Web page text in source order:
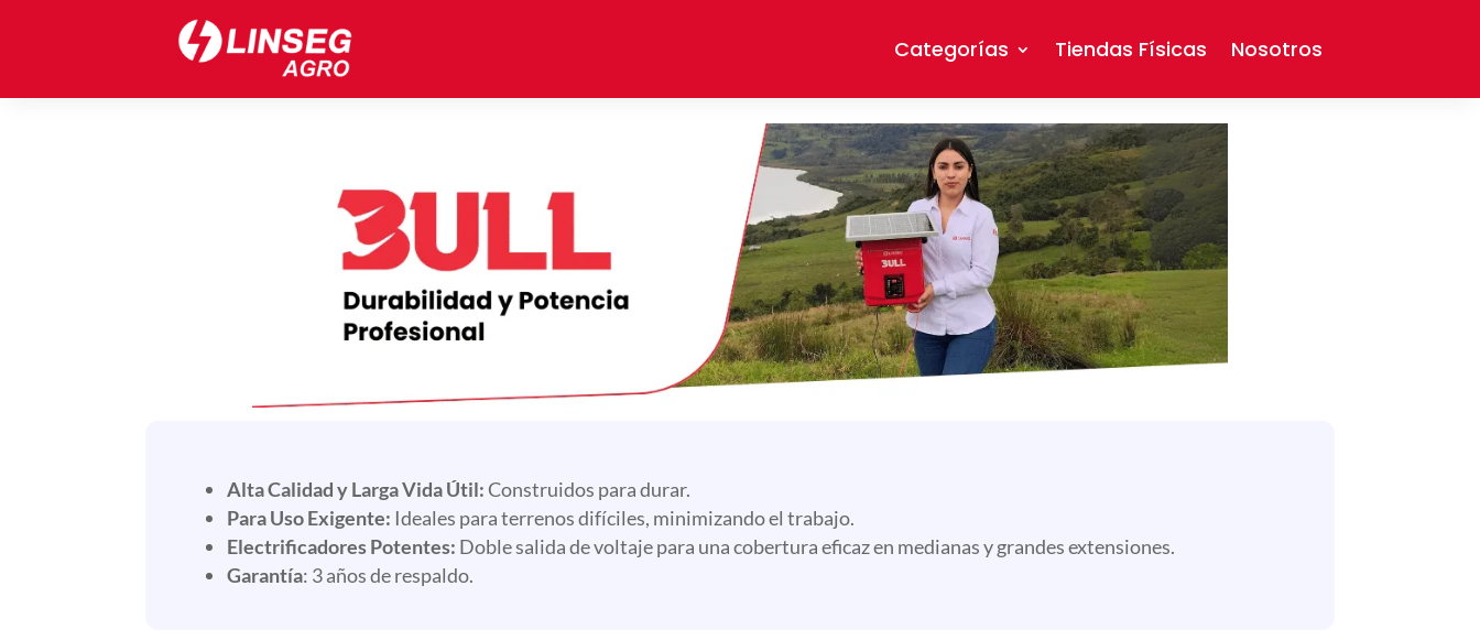
Categorías Tiendas Físicas Nosotros
Alta Calidad y Larga Vida Útil:Construidos para durar.
Para Uso Exigente: Ideales para terrenos difíciles, minimizando el trabajo.
Electrificadores Potentes: Doble salida de voltaje para una cobertura eficaz en medianas y grandes extensiones.
Garantía: 3 años de respaldo.